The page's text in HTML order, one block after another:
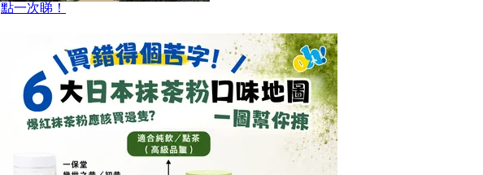
點一次睇！